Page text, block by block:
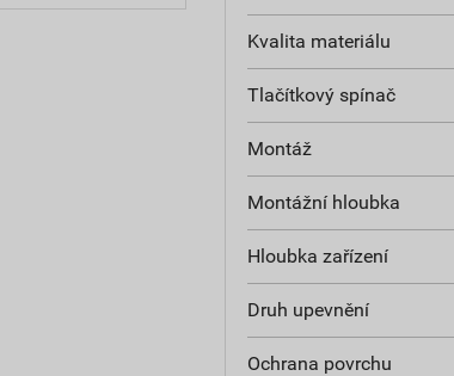
Kvalita materiálu
Tlačítkový spínač
Montáž
Montážní hloubka
Hloubka zařízení
Druh upevnění
Ochrana povrchu